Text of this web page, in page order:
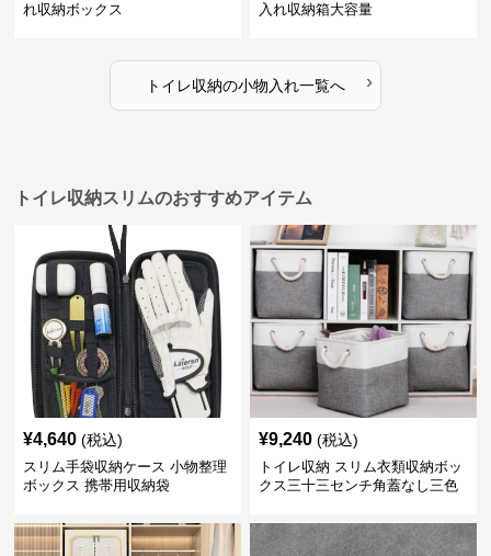
れ収納ボックス
入れ収納箱大容量
トイレ収納の小物入れ一覧へ ›
トイレ収納スリムのおすすめアイテム
¥4,640 (税込)
スリム手袋収納ケース 小物整理
ボックス 携帯用収納袋
¥9,240 (税込)
トイレ収納 スリム衣類収納ボッ
クス三十三センチ角蓋なし三色